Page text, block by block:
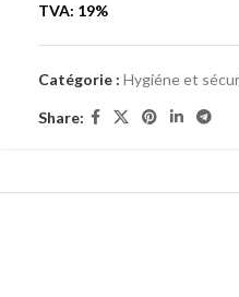
TVA: 19%
Catégorie : Hygiéne et
Share: